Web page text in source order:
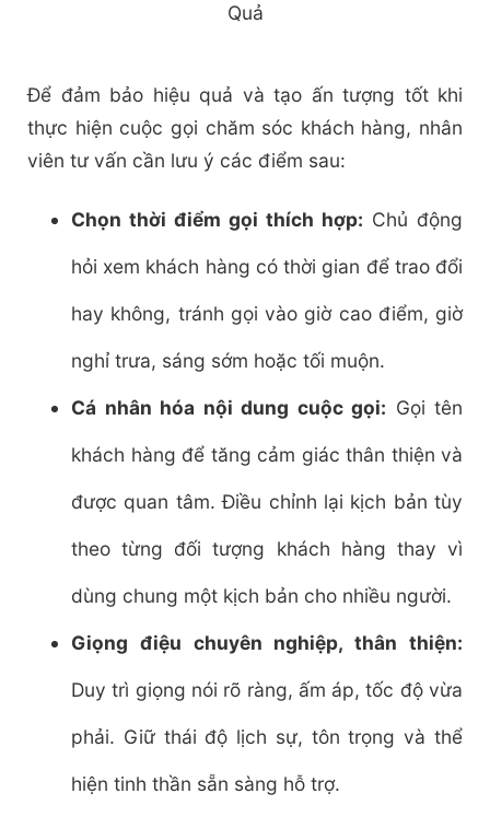
Quả
Để đảm bảo hiệu quả và tạo ấn tượng tốt khi
thực hiện cuộc gọi chăm sóc khách hàng, nhân
viên tư vấn cần lưu ý các điểm sau:
Chọn thời điểm gọi thích hợp: Chủ động
hỏi xem khách hàng có thời gian để trao đổi
hay không, tránh gọi vào giờ cao điểm, giờ
nghỉ trưa, sáng sớm hoặc tối muộn.
Cá nhân hóa nội dung cuộc gọi: Gọi tên
khách hàng để tăng cảm giác thân thiện và
được quan tâm. Điều chỉnh lại kịch bản tùy
theo từng đối tượng khách hàng thay vì
dùng chung một kịch bản cho nhiều người.
Giọng điệu chuyên nghiệp, thân thiện:
Duy trì giọng nói rõ ràng, ấm áp, tốc độ vừa
phải. Giữ thái độ lịch sự, tôn trọng và thể
hiện tinh thần sẵn sàng hỗ trợ.